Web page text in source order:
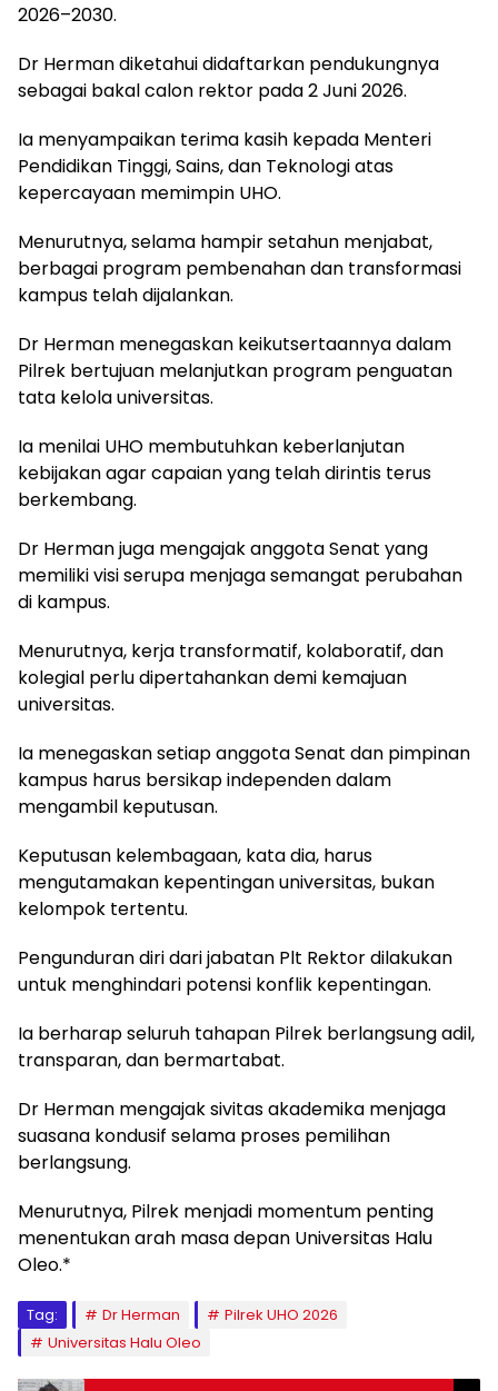
2026–2030.
Dr Herman diketahui didaftarkan pendukungnya
sebagai bakal calon rektor pada 2 Juni 2026.
Ia menyampaikan terima kasih kepada Menteri
Pendidikan Tinggi, Sains, dan Teknologi atas
kepercayaan memimpin UHO.
Menurutnya, selama hampir setahun menjabat,
berbagai program pembenahan dan transformasi
kampus telah dijalankan.
Dr Herman menegaskan keikutsertaannya dalam
Pilrek bertujuan melanjutkan program penguatan
tata kelola universitas.
Ia menilai UHO membutuhkan keberlanjutan
kebijakan agar capaian yang telah dirintis terus
berkembang.
Dr Herman juga mengajak anggota Senat yang
memiliki visi serupa menjaga semangat perubahan
di kampus.
Menurutnya, kerja transformatif, kolaboratif, dan
kolegial perlu dipertahankan demi kemajuan
universitas.
Ia menegaskan setiap anggota Senat dan pimpinan
kampus harus bersikap independen dalam
mengambil keputusan.
Keputusan kelembagaan, kata dia, harus
mengutamakan kepentingan universitas, bukan
kelompok tertentu.
Pengunduran diri dari jabatan Plt Rektor dilakukan
untuk menghindari potensi konflik kepentingan.
Ia berharap seluruh tahapan Pilrek berlangsung adil,
transparan, dan bermartabat.
Dr Herman mengajak sivitas akademika menjaga
suasana kondusif selama proses pemilihan
berlangsung.
Menurutnya, Pilrek menjadi momentum penting
menentukan arah masa depan Universitas Halu
Oleo.*
Tag: Dr Herman
Pilrek UHO 2026
Universitas Halu Oleo